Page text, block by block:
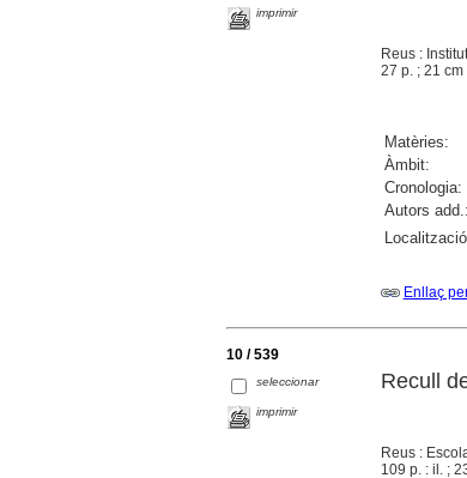
imprimir
Reus :
27 p. ; 21 cm
Matèries:
Àmbit:
Cronologia:
Autors add.:
Enllaç
10 / 539
seleccionar
imprimir
Recull
Reus :
109 p. : il. ;